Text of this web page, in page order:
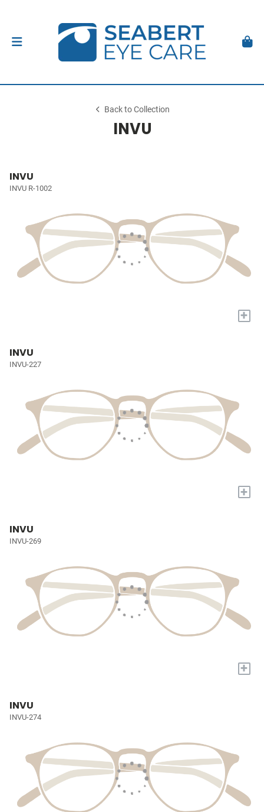
Back to Collection
INVU
INVU
INVU R-1002
+
INVU
INVU-227
+
INVU
INVU-269
+
INVU
INVU-274